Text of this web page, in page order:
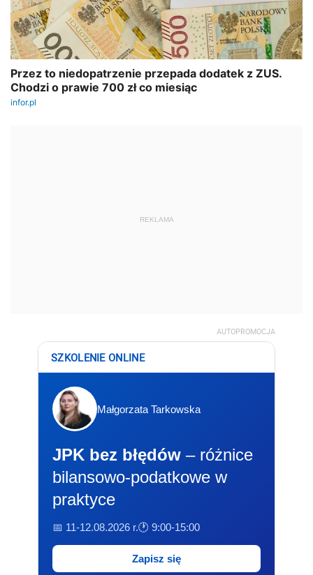
REKLAMA
AUTOPROMOCJA
SZKOLENIE ONLINE
Małgorzata Tarkowska
JPK bez błędów – różnice
bilansowo-podatkowe w
praktyce
📅 11-12.08.2026 r.🕐 9:00-15:00
Zapisz się